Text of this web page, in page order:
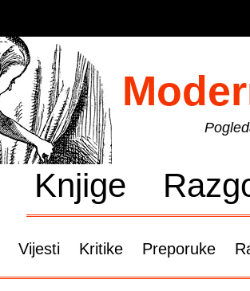
Knjige
Vijesti Kritike Preporuke